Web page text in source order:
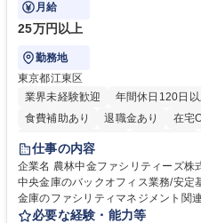
月給
25万円以上
勤務地
東京都江東区
業界未経験歓迎
年間休日120日以
食費補助あり
退職金あり 在宅
インセンティブあり
仕事の内容
企業名 農林中金ファシリティーズ株式会社 求人名 【事務系総
中央金庫のバックオフィス業務/安定基盤/年休120
金庫のファシリティマネジメント関
にて、総務・庶務業務やファシリテ
必要な経験・能力等